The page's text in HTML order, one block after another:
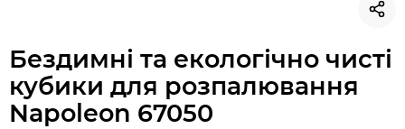
Бездимні та екологічно чисті
кубики для розпалювання
Napoleon 67050